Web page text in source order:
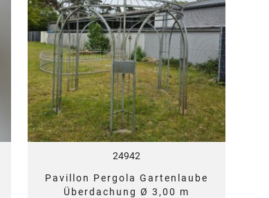
24942
Pavillon Pergola Gartenlaube
Überdachung Ø 3,00 m